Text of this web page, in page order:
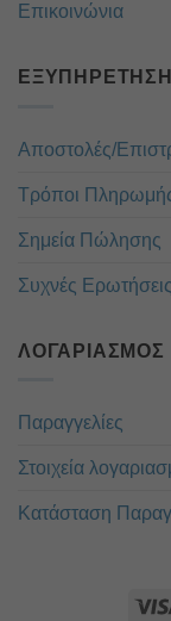
Επικοινώνια
Αποστολές/
Τρόποι
Σημεία Πώλησης
Συχνές Ερωτήσεις
ΛΟΓΑΡΙΑΣΜΌΣ
Παραγγελίες
Στοιχεία
Κατάσταση